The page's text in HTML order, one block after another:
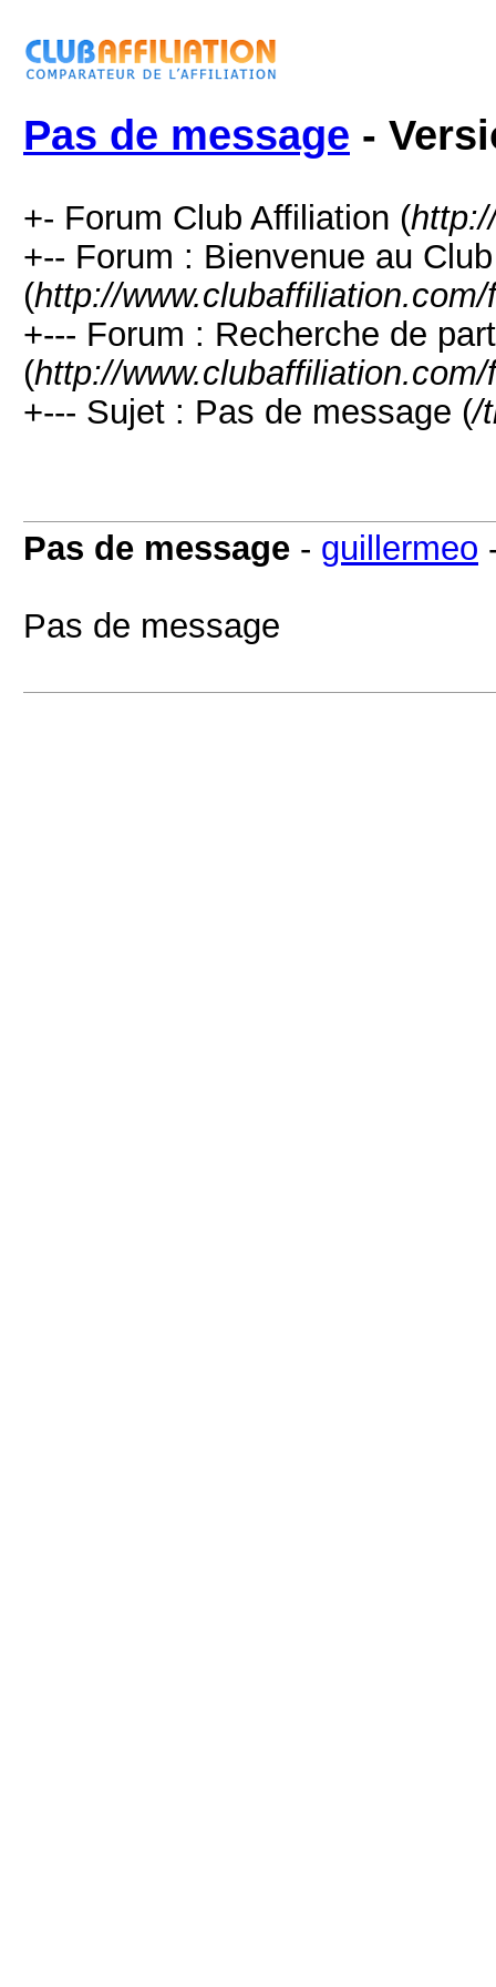
Pas de message -
+- Forum Club Affiliation (
+-- Forum : Bienvenue au
(http://
+--- Forum : Recherche de
(http://
+--- Sujet : Pas de message (/
Pas de message - guillermeo
Pas de message